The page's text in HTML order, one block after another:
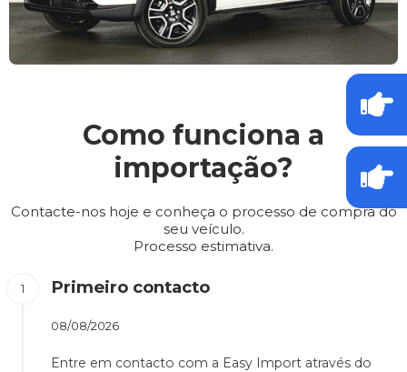
Como funciona a
importação?
Contacte-nos hoje e conheça o processo de compra do
seu veículo.
Processo estimativa.
Primeiro contacto
08/08/2026
Entre em contacto com a Easy Import através do